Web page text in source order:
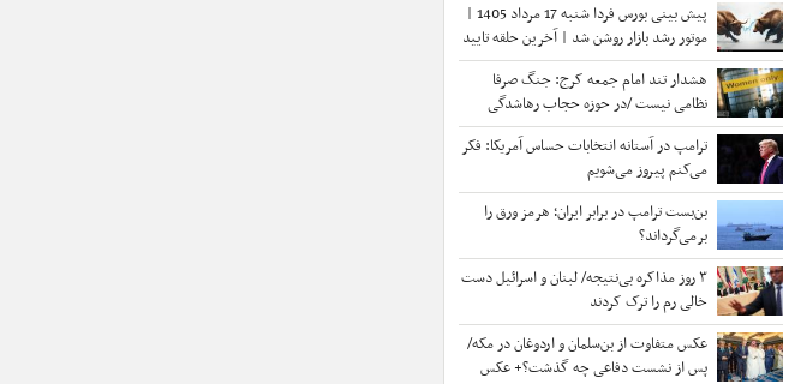
پیش بینی بورس فردا شنبه 17 مرداد 1405 |
موتور رشد بازار روشن شد | آخرین حلقه تایید
روند صعودی چیست؟
هشدار تند امام جمعه کرج: جنگ صرفا
نظامی نیست /در حوزه حجاب رهاشدگی
داریم
ترامپ در آستانه انتخابات حساس آمریکا: فکر
می‌کنم پیروز می‌شویم
بن‌بست ترامپ در برابر ایران؛ هرمز ورق را
برمی‌گرداند؟
۳ روز مذاکره بی‌نتیجه/ لبنان و اسرائیل دست
خالی رم را ترک کردند
عکس متفاوت از بن‌سلمان و اردوغان در مکه/
پس از نشست دفاعی چه گذشت؟+ عکس